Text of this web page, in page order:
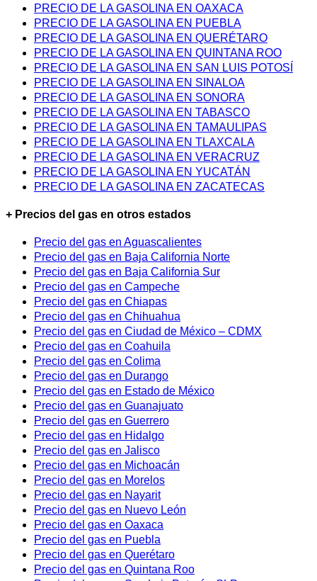
PRECIO DE LA GASOLINA EN OAXACA
PRECIO DE LA GASOLINA EN PUEBLA
PRECIO DE LA GASOLINA EN QUERÉTARO
PRECIO DE LA GASOLINA EN QUINTANA ROO
PRECIO DE LA GASOLINA EN SAN LUIS POTOSÍ
PRECIO DE LA GASOLINA EN SINALOA
PRECIO DE LA GASOLINA EN SONORA
PRECIO DE LA GASOLINA EN TABASCO
PRECIO DE LA GASOLINA EN TAMAULIPAS
PRECIO DE LA GASOLINA EN TLAXCALA
PRECIO DE LA GASOLINA EN VERACRUZ
PRECIO DE LA GASOLINA EN YUCATÁN
PRECIO DE LA GASOLINA EN ZACATECAS
+ Precios del gas en otros estados
Precio del gas en Aguascalientes
Precio del gas en Baja California Norte
Precio del gas en Baja California Sur
Precio del gas en Campeche
Precio del gas en Chiapas
Precio del gas en Chihuahua
Precio del gas en Ciudad de México – CDMX
Precio del gas en Coahuila
Precio del gas en Colima
Precio del gas en Durango
Precio del gas en Estado de México
Precio del gas en Guanajuato
Precio del gas en Guerrero
Precio del gas en Hidalgo
Precio del gas en Jalisco
Precio del gas en Michoacán
Precio del gas en Morelos
Precio del gas en Nayarit
Precio del gas en Nuevo León
Precio del gas en Oaxaca
Precio del gas en Puebla
Precio del gas en Querétaro
Precio del gas en Quintana Roo